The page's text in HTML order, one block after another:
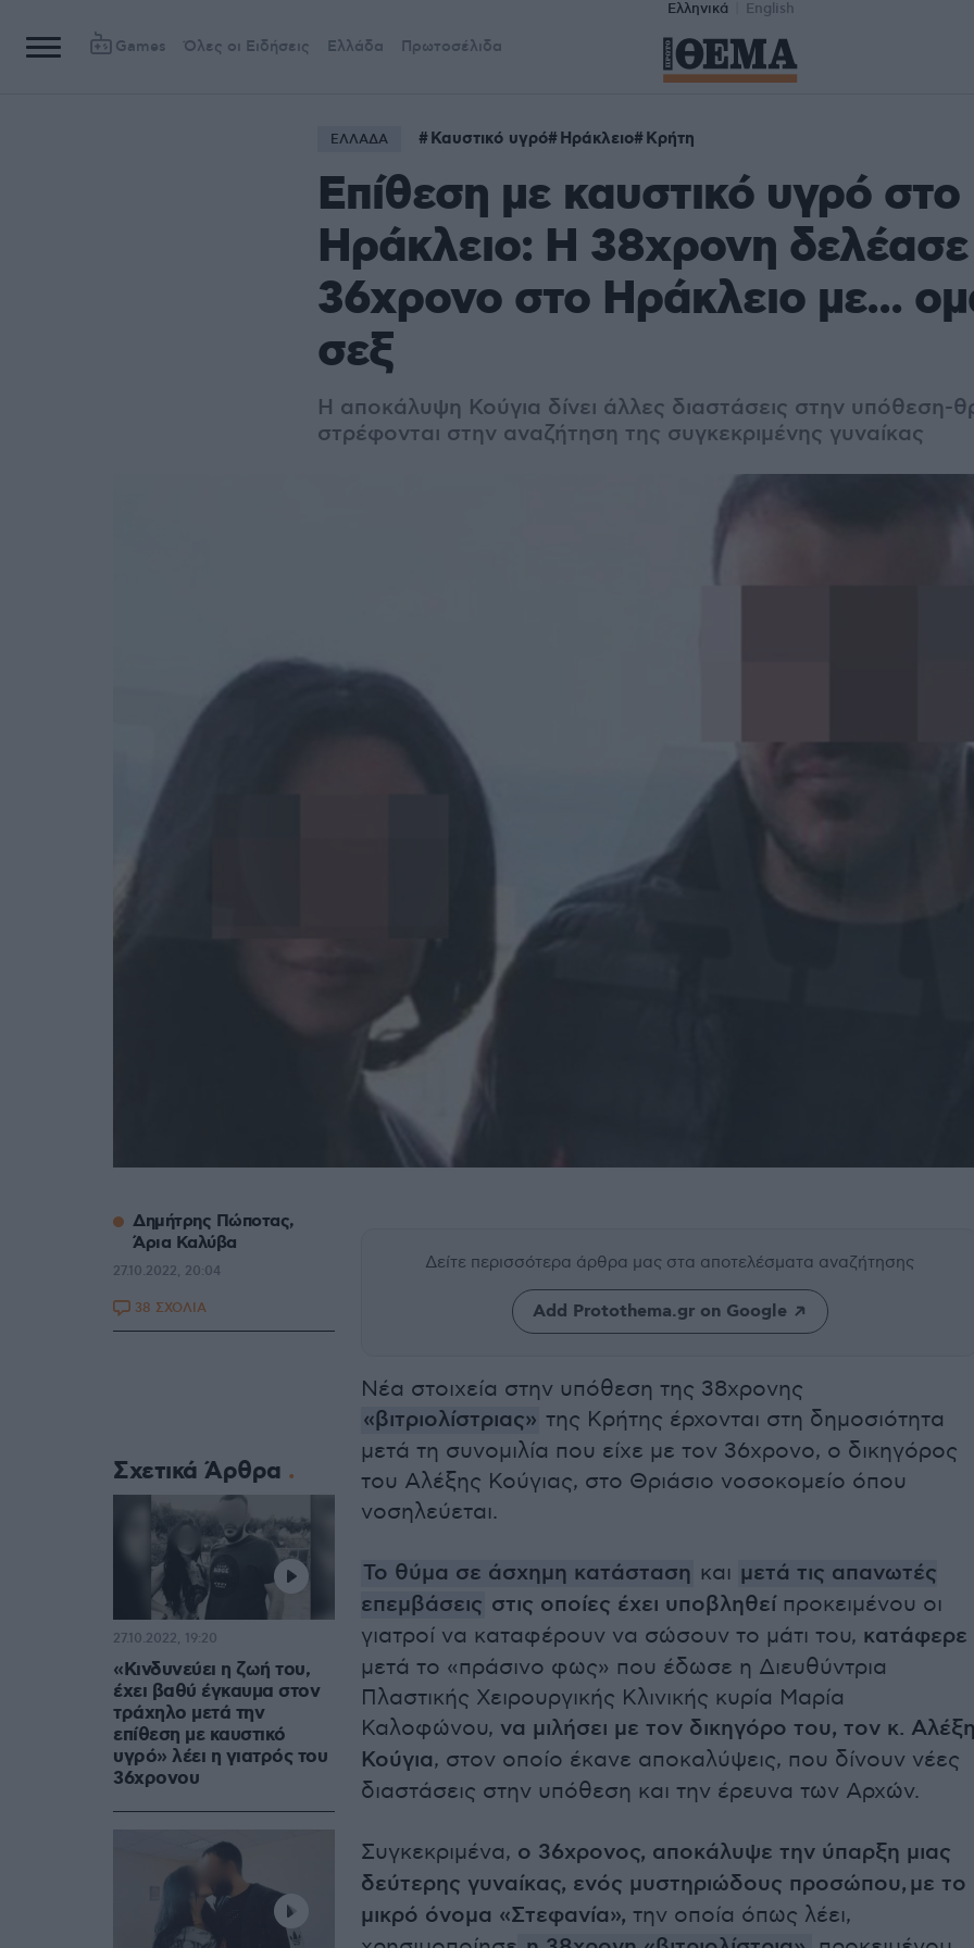
Ελληνικά English
Games Όλες οι Ειδήσεις Ελλάδα Πρωτοσέλιδα
ΕΛΛΑΔΑ Καυστικό υγρό Ηράκλειο Κρήτη
Επίθεση με καυστικό υγρό στο
Ηράκλειο: Η 38χρονη
36χρονο στο Ηράκλειο με...
σεξ
Η αποκάλυψη Κούγια δίνει άλλες διαστάσεις στην υπόθεση-
στρέφονται στην αναζήτηση της συγκεκριμένης γυναίκας
Δείτε περισσότερα άρθρα μας στα αποτελέσματα αναζήτησης
Add Protothema.gr on Google
Νέα στοιχεία στην υπόθεση της 38χρονης
«βιτριολίστριας» της Κρήτης έρχονται στη δημοσιότητα
μετά τη συνομιλία που είχε με τον 36χρονο, ο δικηγόρος
του Αλέξης Κούγιας, στο Θριάσιο νοσοκομείο όπου
νοσηλεύεται.
Το θύμα σε άσχημη κατάσταση και μετά τις απανωτές
επεμβάσεις στις οποίες έχει υποβληθείπροκειμένου οι
γιατροί να καταφέρουν να σώσουν το μάτι του, κατάφερε
μετά το «πράσινο φως» που έδωσε η Διευθύντρια
Πλαστικής Χειρουργικής Κλινικής κυρία Μαρία
Καλοφώνου, να μιλήσει με τον δικηγόρο του, τον κ.
Κούγια, στον οποίο έκανε αποκαλύψεις, που δίνουν νέες
διαστάσεις στην υπόθεση και την έρευνα των Αρχών.
Συγκεκριμένα, ο 36χρονος, αποκάλυψε την ύπαρξη μιας
δεύτερης γυναίκας, ενός μυστηριώδους προσώπου, με το
μικρό όνομα «Στεφανία», την οποία όπως λέει,
Δημήτρης Πώποτας,
Άρια Καλύβα
27.10.2022, 20:04
38 ΣΧΟΛΙΑ
Σχετικά Άρθρα
«Κινδυνεύει η ζωή του,
έχει βαθύ έγκαυμα στον
τράχηλο μετά την
επίθεση με καυστικό
υγρό» λέει η γιατρός του
36χρονου
27.10.2022, 19:20